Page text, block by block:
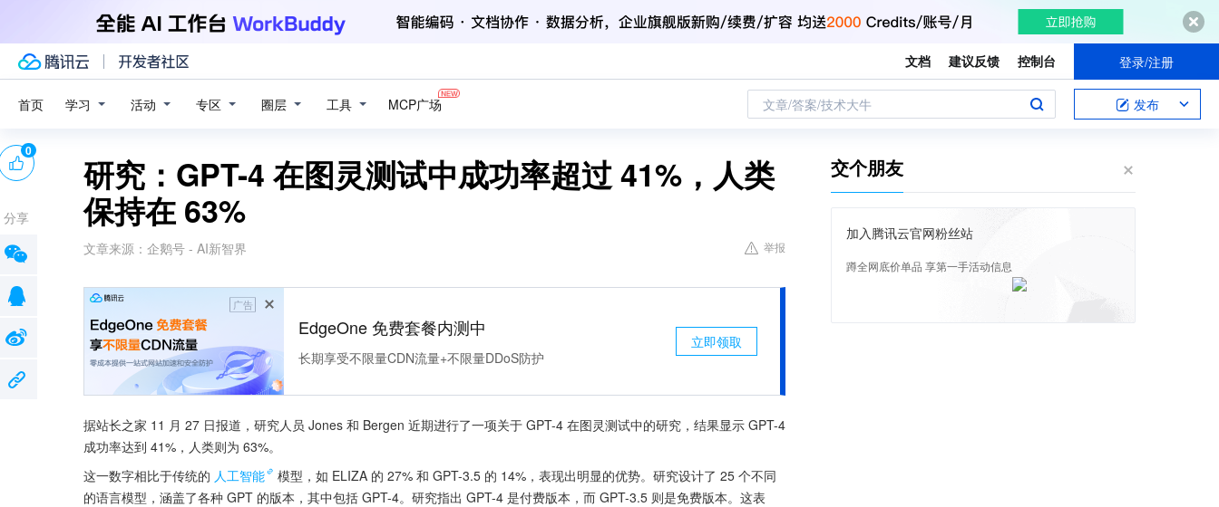
文档 建议反馈 控制台 登录/注册
首页 学习 活动 专区 圈层 工具 MCP广场 文章/答案/技术大牛 发布
研究：GPT-4 在图灵测试中成功率超过 41%，人类
保持在 63%
文章来源： 企鹅号 - AI新智界 举报
广告
EdgeOne 免费套餐内测中
长期享受不限量CDN流量+不限量DDoS防护
立即领取
据站长之家 11 月 27 日报道，研究人员 Jones 和 Bergen 近期进行了一项关于 GPT-4 在图灵测试中的研究，结果显示 GPT-4
成功率达到 41%，人类则为 63%。
这一数字相比于传统的 人工智能
模型，如 ELIZA 的 27% 和 GPT-3.5 的 14%，表现出明显的优势。研究设计了 25 个不同
的语言模型，涵盖了各种 GPT 的版本，其中包括 GPT-4。研究指出 GPT-4 是付费版本，而 GPT-3.5 则是免费版本。这表
0
分享
交个朋友
加入腾讯云官网粉丝站
蹲全网底价单品 享第一手活动信息